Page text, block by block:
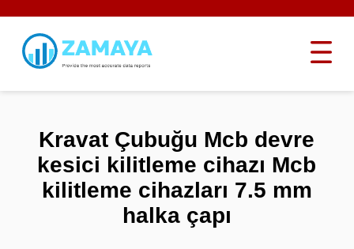
Kravat Çubuğu Mcb devre
kesici kilitleme cihazı Mcb
kilitleme cihazları 7.5 mm
halka çapı